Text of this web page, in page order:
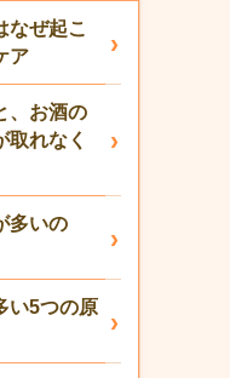
なぜ起こ
ア
、お酒の
取れなく
多いの
い5つの原